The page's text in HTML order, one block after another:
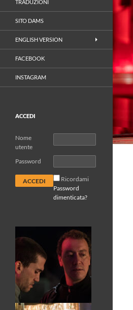
TRADUZIONI
SITO DAMS
ENGLISH VERSION
FACEBOOK
INSTAGRAM
ACCEDI
Nome
utente
Password
Ricordami
Password
dimenticata?